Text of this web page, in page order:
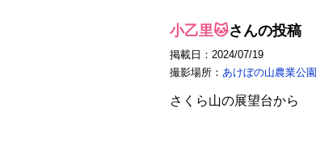
小乙里🐱さんの投稿
掲載日：2024/07/19
撮影場所： あけぼの山農業公園
さくら山の展望台から